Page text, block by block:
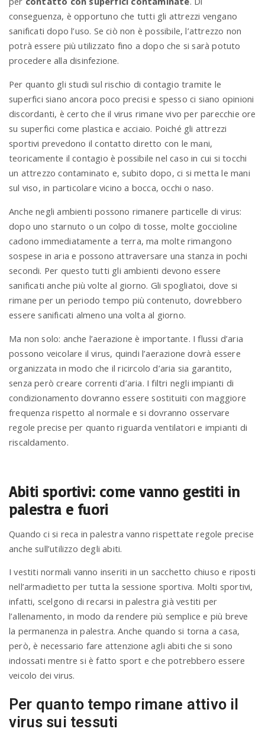
conseguenza, è opportuno che tutti gli attrezzi vengano
sanificati dopo l’uso. Se ciò non è possibile, l’attrezzo non
potrà essere più utilizzato fino a dopo che si sarà potuto
procedere alla disinfezione.
Per quanto gli studi sul rischio di contagio tramite le
superfici siano ancora poco precisi e spesso ci siano opinioni
discordanti, è certo che il virus rimane vivo per parecchie ore
su superfici come plastica e acciaio. Poiché gli attrezzi
sportivi prevedono il contatto diretto con le mani,
teoricamente il contagio è possibile nel caso in cui si tocchi
un attrezzo contaminato e, subito dopo, ci si metta le mani
sul viso, in particolare vicino a bocca, occhi o naso.
Anche negli ambienti possono rimanere particelle di virus:
dopo uno starnuto o un colpo di tosse, molte goccioline
cadono immediatamente a terra, ma molte rimangono
sospese in aria e possono attraversare una stanza in pochi
secondi. Per questo tutti gli ambienti devono essere
sanificati anche più volte al giorno. Gli spogliatoi, dove si
rimane per un periodo tempo più contenuto, dovrebbero
essere sanificati almeno una volta al giorno.
Ma non solo: anche l’aerazione è importante. I flussi d’aria
possono veicolare il virus, quindi l’aerazione dovrà essere
organizzata in modo che il ricircolo d’aria sia garantito,
senza però creare correnti d’aria. I filtri negli impianti di
condizionamento dovranno essere sostituiti con maggiore
frequenza rispetto al normale e si dovranno osservare
regole precise per quanto riguarda ventilatori e impianti di
riscaldamento.
Abiti sportivi: come vanno gestiti in
palestra e fuori
Quando ci si reca in palestra vanno rispettate regole precise
anche sull’utilizzo degli abiti.
I vestiti normali vanno inseriti in un sacchetto chiuso e riposti
nell’armadietto per tutta la sessione sportiva. Molti sportivi,
infatti, scelgono di recarsi in palestra già vestiti per
l’allenamento, in modo da rendere più semplice e più breve
la permanenza in palestra. Anche quando si torna a casa,
però, è necessario fare attenzione agli abiti che si sono
indossati mentre si è fatto sport e che potrebbero essere
veicolo dei virus.
Per quanto tempo rimane attivo il
virus sui tessuti